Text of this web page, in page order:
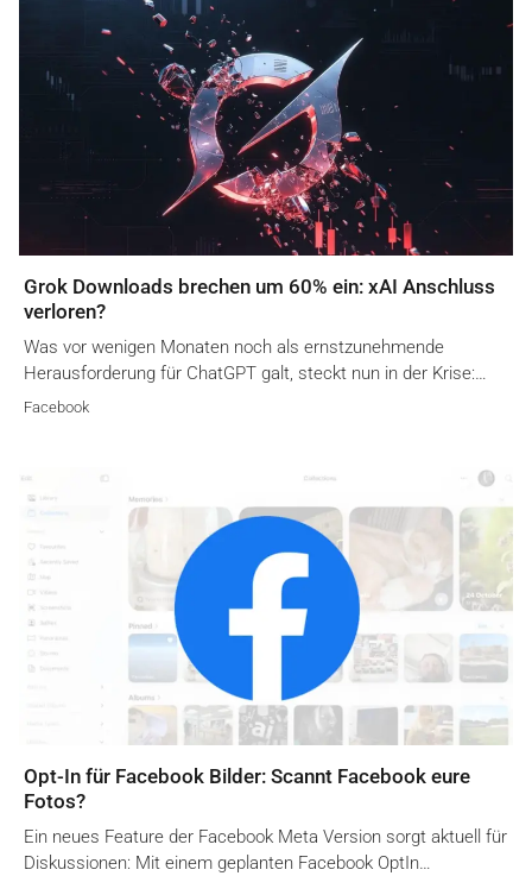
Grok Downloads brechen um 60% ein: xAI Anschluss
verloren?
Was vor wenigen Monaten noch als ernstzunehmende
Herausforderung für ChatGPT galt, steckt nun in der Krise:…
Facebook
Opt-In für Facebook Bilder: Scannt Facebook eure
Fotos?
Ein neues Feature der Facebook Meta Version sorgt aktuell für
Diskussionen: Mit einem geplanten Facebook OptIn…